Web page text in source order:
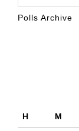
Polls Archive
H M